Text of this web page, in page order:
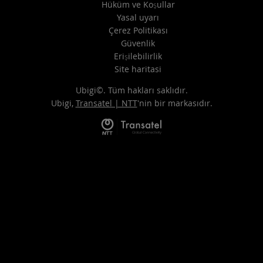
Hüküm ve Koşullar
Yasal uyarı
Çerez Politikası
Güvenlik
Erişilebilirlik
Site haritasi
Ubigi©. Tüm hakları saklıdır.
Ubigi, Transatel | NTT'nin bir markasıdır.